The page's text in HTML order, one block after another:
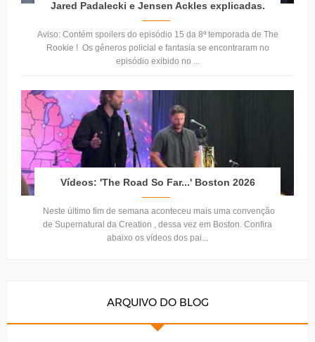
Jared Padalecki e Jensen Ackles explicadas.
Aviso: Contém spoilers do episódio 15 da 8ª temporada de The
Rookie ! Os gêneros policial e fantasia se encontraram no
episódio exibido no ...
Vídeos: 'The Road So Far...' Boston 2026
Neste último fim de semana aconteceu mais uma convenção
de Supernatural da Creation , dessa vez em Boston. Confira
abaixo os vídeos dos pai...
ARQUIVO DO BLOG